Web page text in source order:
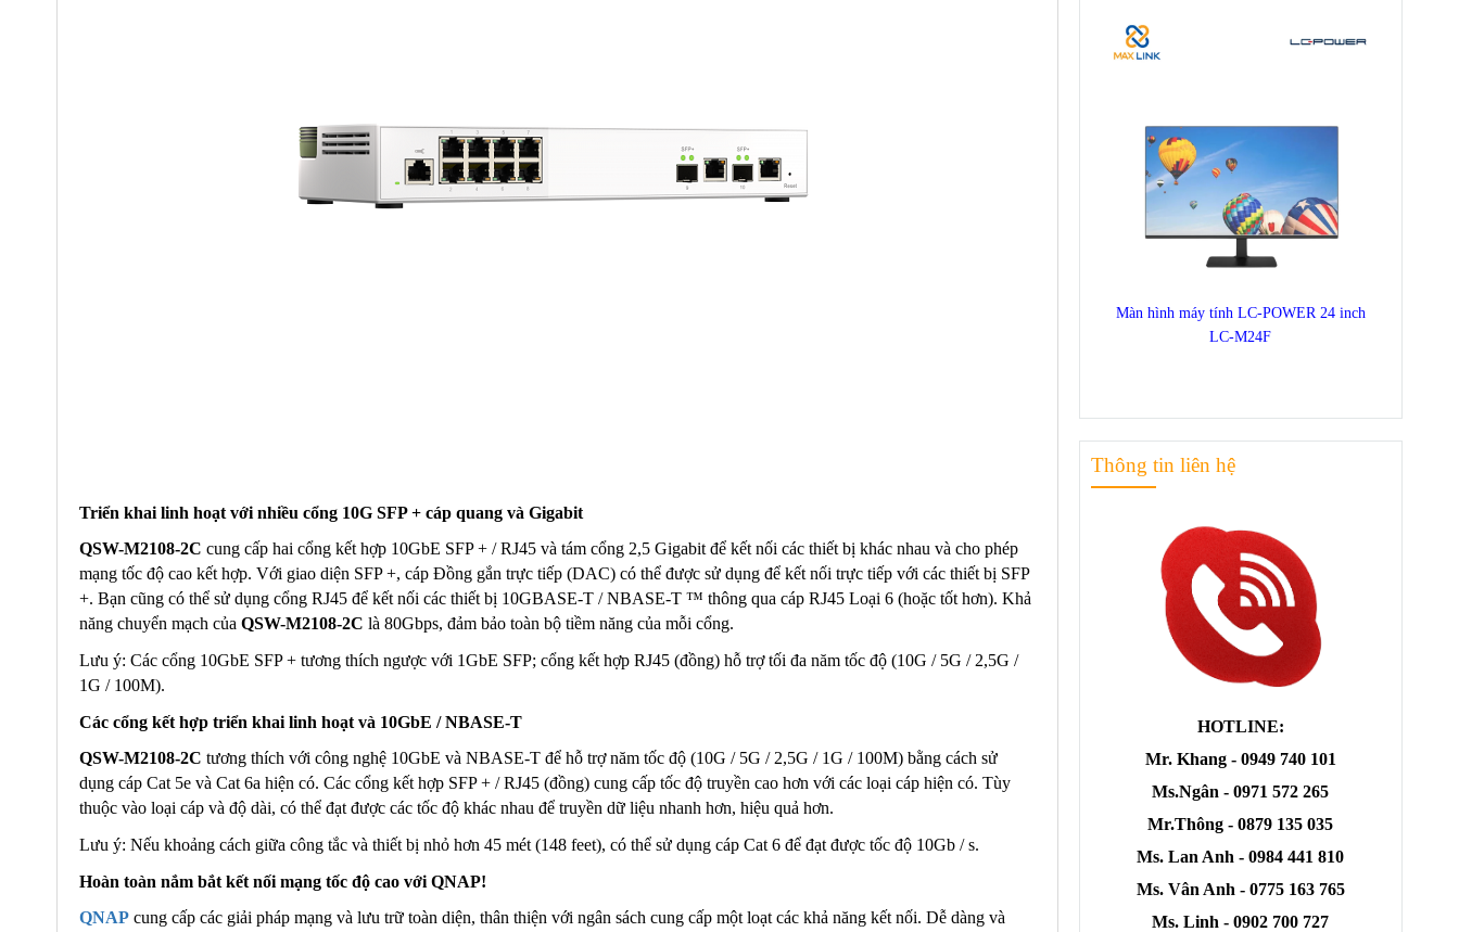
Triển khai linh hoạt với nhiều cổng 10G SFP + cáp quang và Gigabit
QSW-M2108-2C cung cấp hai cổng kết hợp 10GbE SFP + / RJ45 và tám cổng 2,5 Gigabit để kết nối các thiết bị khác nhau và cho phép
mạng tốc độ cao kết hợp. Với giao diện SFP +, cáp Đồng gắn trực tiếp (DAC) có thể được sử dụng để kết nối trực tiếp với các thiết bị SFP
+. Bạn cũng có thể sử dụng cổng RJ45 để kết nối các thiết bị 10GBASE-T / NBASE-T ™ thông qua cáp RJ45 Loại 6 (hoặc tốt hơn). Khả
năng chuyển mạch của QSW-M2108-2C là 80Gbps, đảm bảo toàn bộ tiềm năng của mỗi cổng.
Lưu ý: Các cổng 10GbE SFP + tương thích ngược với 1GbE SFP; cổng kết hợp RJ45 (đồng) hỗ trợ tối đa năm tốc độ (10G / 5G / 2,5G /
1G / 100M).
Các cổng kết hợp triển khai linh hoạt và 10GbE / NBASE-T
QSW-M2108-2C tương thích với công nghệ 10GbE và NBASE-T để hỗ trợ năm tốc độ (10G / 5G / 2,5G / 1G / 100M) bằng cách sử
dụng cáp Cat 5e và Cat 6a hiện có. Các cổng kết hợp SFP + / RJ45 (đồng) cung cấp tốc độ truyền cao hơn với các loại cáp hiện có. Tùy
thuộc vào loại cáp và độ dài, có thể đạt được các tốc độ khác nhau để truyền dữ liệu nhanh hơn, hiệu quả hơn.
Lưu ý: Nếu khoảng cách giữa công tắc và thiết bị nhỏ hơn 45 mét (148 feet), có thể sử dụng cáp Cat 6 để đạt được tốc độ 10Gb / s.
Hoàn toàn nắm bắt kết nối mạng tốc độ cao với QNAP!
QNAP cung cấp các giải pháp mạng và lưu trữ toàn diện, thân thiện với ngân sách cung cấp một loạt các khả năng kết nối. Dễ dàng và
Màn hình máy tính LC-POWER 24 inch
LC-M24F
Thông tin liên hệ
HOTLINE:
Mr. Khang - 0949 740 101
Ms.Ngân - 0971 572 265
Mr.Thông - 0879 135 035
Ms. Lan Anh - 0984 441 810
Ms. Vân Anh - 0775 163 765
Ms. Linh - 0902 700 727